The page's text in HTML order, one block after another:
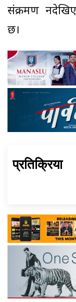
संक्रमण
छ।
प्रतिक्रिया